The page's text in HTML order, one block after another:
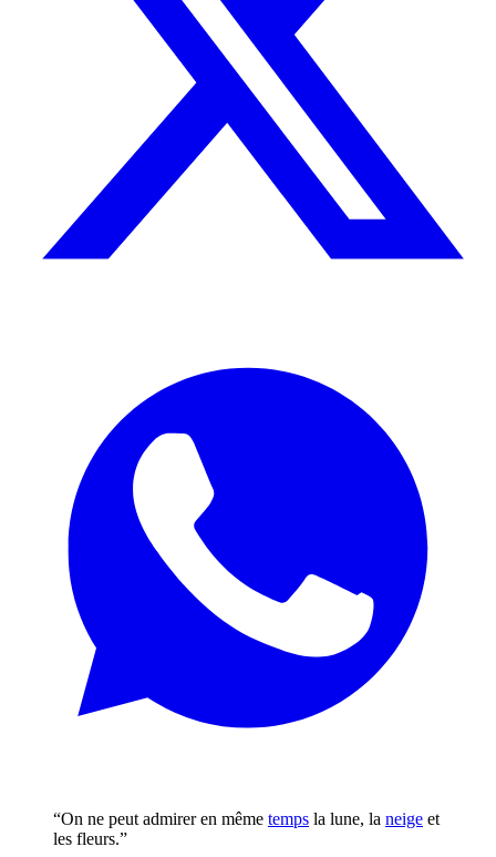
“On ne peut admirer en même temps la lune, la neige et
les fleurs.”